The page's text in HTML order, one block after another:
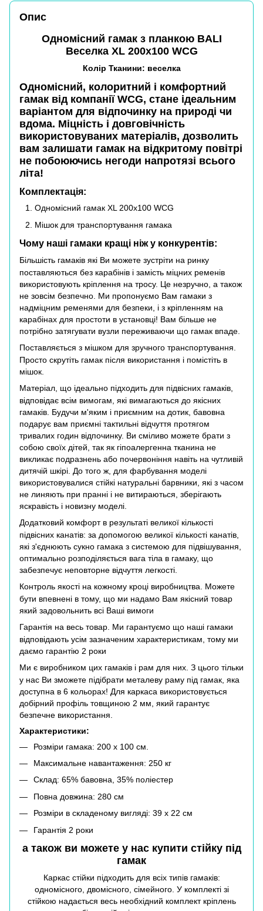
Опис
Одномісний гамак з планкою BALI
Веселка XL 200х100 WCG
Колір Тканини: веселка
Одномісний, колоритний і комфортний
гамак від компанії WCG, стане ідеальним
варіантом для відпочинку на природі чи
вдома. Міцність і довговічність
використовуваних матеріалів, дозволить
вам залишати гамак на відкритому повітрі
не побоюючись негоди напротязі всього
літа!
Комплектація:
Одномісний гамак XL 200х100 WCG
Мішок для транспортування гамака
Чому наші гамаки кращі ніж у конкурентів:
Більшість гамаків які Ви можете зустріти на ринку
поставляються без карабінів і замість міцних ременів
використовують кріплення на тросу. Це незручно, а також
не зовсім безпечно. Ми пропонуємо Вам гамаки з
надміцним ременями для безпеки, і з кріпленням на
карабінах для простоти в установці! Вам більше не
потрібно затягувати вузли переживаючи що гамак впаде.
Поставляється з мішком для зручного транспортування.
Просто скрутіть гамак після використання і помістіть в
мішок.
Матеріал, що ідеально підходить для підвісних гамаків,
відповідає всім вимогам, які вимагаються до якісних
гамаків. Будучи м'яким і приємним на дотик, бавовна
подарує вам приємні тактильні відчуття протягом
тривалих годин відпочинку. Ви сміливо можете брати з
собою своїх дітей, так як гіпоалергенна тканина не
викликає подразнень або почервоніння навіть на чутливій
дитячій шкірі. До того ж, для фарбування моделі
використовувалися стійкі натуральні барвники, які з часом
не линяють при пранні і не витираються, зберігають
яскравість і новизну моделі.
Додатковий комфорт в результаті великої кількості
підвісних канатів: за допомогою великої кількості канатів,
які з'єднюють сукно гамака з системою для підвішування,
оптимально розподіляється вага тіла в гамаку, що
забезпечує неповторне відчуття легкості.
Контроль якості на кожному кроці виробництва. Можете
бути впевнені в тому, що ми надамо Вам якісний товар
який задовольнить всі Ваші вимоги
Гарантія на весь товар. Ми гарантуємо що наші гамаки
відповідають усім зазначеним характеристикам, тому ми
даємо гарантію 2 роки
Ми є виробником цих гамаків і рам для них. З цього тільки
у нас Ви зможете підібрати металеву раму під гамак, яка
доступна в 6 кольорах! Для каркаса використовується
добірний профіль товщиною 2 мм, який гарантує
безпечне використання.
Характеристики:
Розміри гамака: 200 х 100 см.
Максимальне навантаження: 250 кг
Склад: 65% бавовна, 35% поліестер
Повна довжина: 280 см
Розміри в складеному вигляді: 39 х 22 см
Гарантія 2 роки
а також ви можете у нас купити стійку під
гамак
Каркас стійки підходить для всіх типів гамаків:
одномісного, двомісного, сімейного. У комплекті зі
стійкою надається весь необхідний комплект кріплень